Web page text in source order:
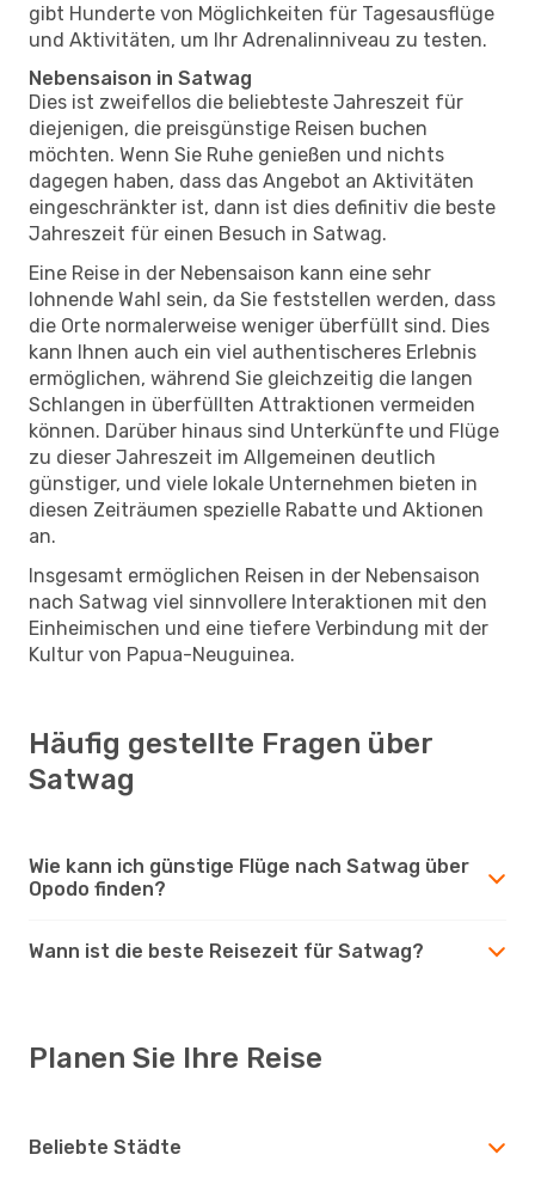
gibt Hunderte von Möglichkeiten für Tagesausflüge
und Aktivitäten, um Ihr Adrenalinniveau zu testen.
Nebensaison in Satwag
Dies ist zweifellos die beliebteste Jahreszeit für
diejenigen, die preisgünstige Reisen buchen
möchten. Wenn Sie Ruhe genießen und nichts
dagegen haben, dass das Angebot an Aktivitäten
eingeschränkter ist, dann ist dies definitiv die beste
Jahreszeit für einen Besuch in Satwag.
Eine Reise in der Nebensaison kann eine sehr
lohnende Wahl sein, da Sie feststellen werden, dass
die Orte normalerweise weniger überfüllt sind. Dies
kann Ihnen auch ein viel authentischeres Erlebnis
ermöglichen, während Sie gleichzeitig die langen
Schlangen in überfüllten Attraktionen vermeiden
können. Darüber hinaus sind Unterkünfte und Flüge
zu dieser Jahreszeit im Allgemeinen deutlich
günstiger, und viele lokale Unternehmen bieten in
diesen Zeiträumen spezielle Rabatte und Aktionen
an.
Insgesamt ermöglichen Reisen in der Nebensaison
nach Satwag viel sinnvollere Interaktionen mit den
Einheimischen und eine tiefere Verbindung mit der
Kultur von Papua-Neuguinea.
Häufig gestellte Fragen über
Satwag
Wie kann ich günstige Flüge nach Satwag über
Opodo finden?
Wann ist die beste Reisezeit für Satwag?
Planen Sie Ihre Reise
Beliebte Städte